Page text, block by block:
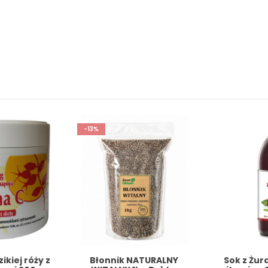
Sok z Żurawiny 1000ml z
Sok z